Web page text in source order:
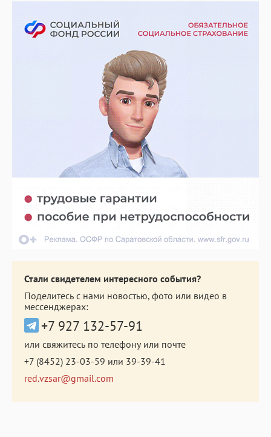
Стали свидетелем интересного события?
Поделитесь с нами новостью, фото или видео в
мессенджерах:
+7 927 132-57-91
или свяжитесь по телефону или почте
+7 (8452) 23-03-59 или 39-39-41
red.vzsar@gmail.com